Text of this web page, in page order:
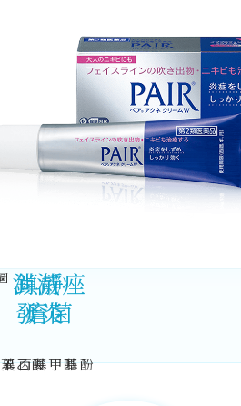
鎮靜
發炎
苯乙酸丁酯
消滅痤
瘡菌
異丙基甲基酚